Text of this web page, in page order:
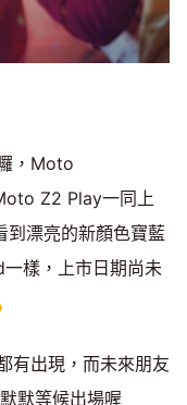
，Moto
Z2 Play一同上
到漂亮的新顏色寶藍
樣，上市日期尚未
有出現，而未來朋友
默等候出場喔